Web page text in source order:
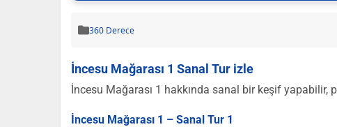
360 Derece
İncesu Mağarası 1 Sanal Tur izle
İncesu Mağarası 1 hakkında sanal bir keşif
İncesu Mağarası 1 – Sanal Tur 1